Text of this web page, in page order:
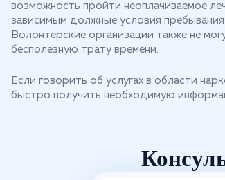
возможность пройти неоплачиваемое
зависимым должные условия
Волонтерские организации также не
бесполезную трату времени.
Если говорить об услугах в области
быстро получить необходимую